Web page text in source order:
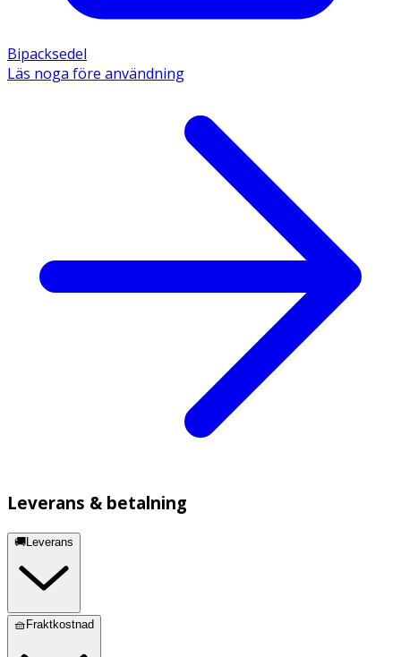
Bipacksedel
Läs noga före användning
Leverans & betalning
🚚Leverans
🧺Fraktkostnad